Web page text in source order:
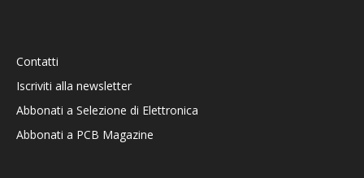
Contatti
Iscriviti alla newsletter
Abbonati a Selezione di Elettronica
Abbonati a PCB Magazine